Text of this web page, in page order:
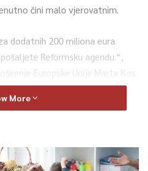
čini malo vjerovatnim.
dodatnih 200 miliona eura
Reformsku agendu.“,
Europske Unije Marta Kos
doma državnog parlamenta, a
našoj zemlji. Poručila je da
uz jasnu poruku da ne
vremena zbog kojih već
More